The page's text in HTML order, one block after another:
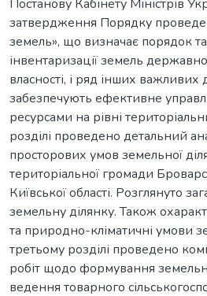
Постанову Кабінету Міністрів
затвердження Порядку
земель», що визначає порядок
інвентаризації земель
власності, і ряд інших важливих
забезпечують ефективне
ресурсами на рівні
розділі проведено детальний
просторових умов земельної
територіальної громади
Київської області. Розглянуто
земельну ділянку. Також
та природно-кліматичні умови
третьому розділі проведено
робіт щодо формування
ведення товарного